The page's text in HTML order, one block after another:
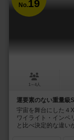
No.19
1～4人
運要素のない重量級
宇宙を舞台にした４
ワイライト・インペ
と比べ決定的な違い